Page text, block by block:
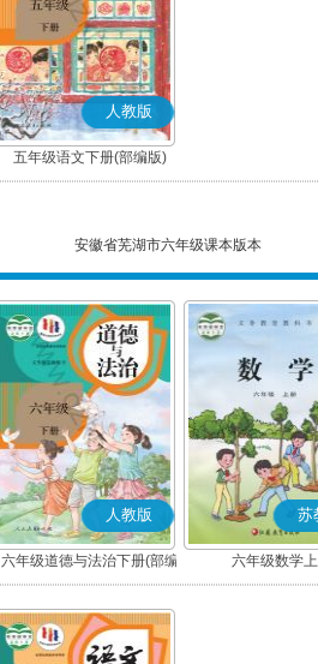
人教版
五年级语文下册(部编版)
安徽省芜湖市六年级课本版本
人教版
六年级道德与法治下册(部编
版)
苏
六年级数学